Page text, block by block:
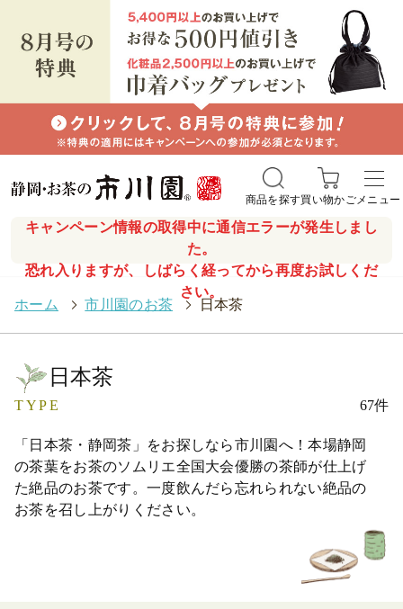
キャンペーン情報の取得中に通信エラーが発生しまし
た。
恐れ入りますが、しばらく経ってから再度お試しくだ
さい。
商品を探す買い物かごメニュー
ホーム > 市川園のお茶 > 日本茶
日本茶
TYPE 67件
「日本茶・静岡茶」をお探しなら市川園へ！本場静岡
の茶葉をお茶のソムリエ全国大会優勝の茶師が仕上げ
た絶品のお茶です。一度飲んだら忘れられない絶品の
お茶を召し上がりください。